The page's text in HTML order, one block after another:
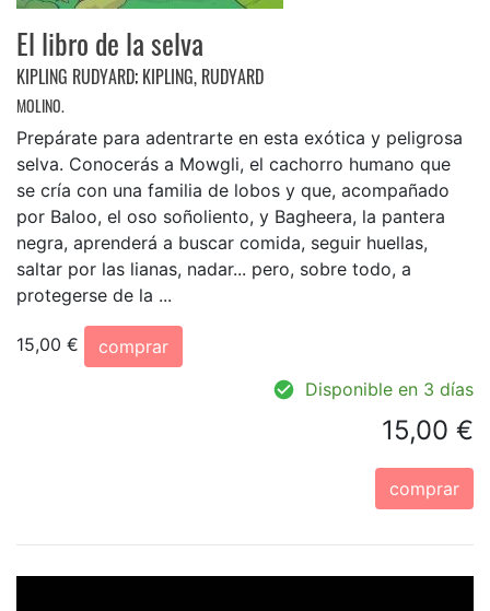
El libro de la selva
KIPLING RUDYARD; KIPLING, RUDYARD
MOLINO.
Prepárate para adentrarte en esta exótica y peligrosa
selva. Conocerás a Mowgli, el cachorro humano que
se cría con una familia de lobos y que, acompañado
por Baloo, el oso soñoliento, y Bagheera, la pantera
negra, aprenderá a buscar comida, seguir huellas,
saltar por las lianas, nadar... pero, sobre todo, a
protegerse de la ...
15,00 €
comprar
Disponible en 3 días
15,00 €
comprar